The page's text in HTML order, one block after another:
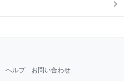
ヘルプ お問い合わせ